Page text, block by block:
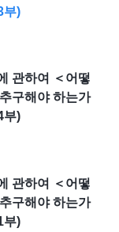
부)
관하여 ＜어떻
구해야 하는가
부)
관하여 ＜어떻
구해야 하는가
부)